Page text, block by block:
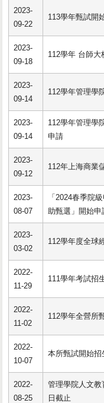
2023-
09-22
113學年甄試開
2023-
09-18
112學年 台師大
2023-
09-14
112學年管理學
2023-
09-14
112學年管理學
申請
2023-
09-12
112年上海商業
2023-
08-07
「2024春季院
助甄選」開始申
2023-
03-02
112學年度全球
2022-
11-29
111學年考試招
2022-
11-02
112學年全營所
2022-
10-07
本所甄試開始
2022-
08-25
管理學院人文
日截止